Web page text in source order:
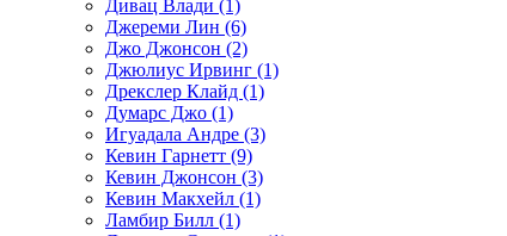
Дивац Влади (1)
Джереми Лин (6)
Джо Джонсон (2)
Джюлиус Ирвинг (1)
Дрекслер Клайд (1)
Думарс Джо (1)
Игуадала Андре (3)
Кевин Гарнетт (9)
Кевин Джонсон (3)
Кевин Макхейл (1)
Ламбир Билл (1)